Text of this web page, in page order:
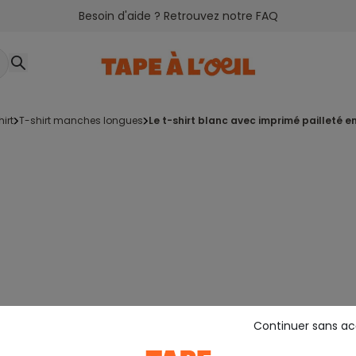
Besoin d'aide ? Retrouvez notre FAQ
t-shirt manches longues le t-shirt blanc avec imprimé pailleté
Continuer sans